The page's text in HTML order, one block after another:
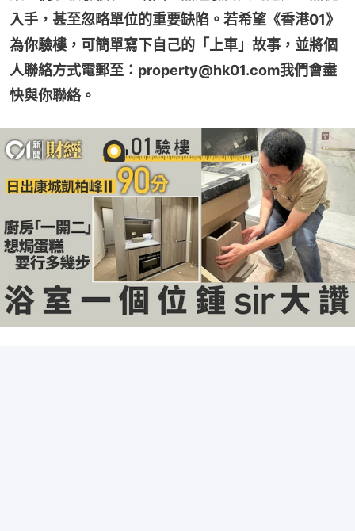
入手，甚至忽略單位的重要缺陷。若希望《香港01》
為你驗樓，可簡單寫下自己的「上車」故事，並將個
人聯絡方式電郵至：property@hk01.com我們會盡
快與你聯絡。